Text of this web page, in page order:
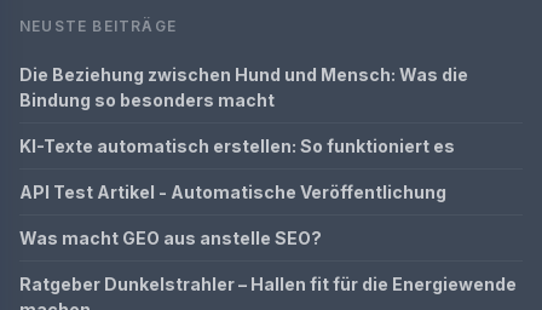
NEUSTE BEITRÄGE
Die Beziehung zwischen Hund und Mensch: Was die
Bindung so besonders macht
KI-Texte automatisch erstellen: So funktioniert es
API Test Artikel - Automatische Veröffentlichung
Was macht GEO aus anstelle SEO?
Ratgeber Dunkelstrahler – Hallen fit für die Energiewende